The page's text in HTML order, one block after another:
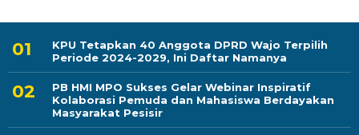
KPU Tetapkan 40 Anggota DPRD Wajo Terpilih
Periode 2024-2029, Ini Daftar Namanya
PB HMI MPO Sukses Gelar Webinar Inspiratif
Kolaborasi Pemuda dan Mahasiswa Berdayakan
Masyarakat Pesisir